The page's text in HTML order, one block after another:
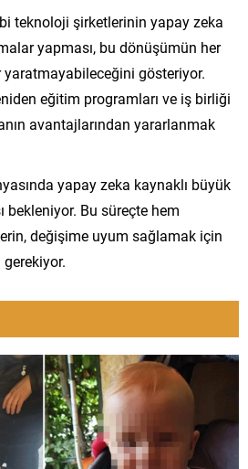
teknoloji şirketlerinin yapay zeka
yapması, bu dönüşümün her
gösteriyor.
eğitim programları ve iş birliği
avantajlarından yararlanmak
yapay zeka kaynaklı büyük
bekleniyor. Bu süreçte hem
değişime uyum sağlamak için